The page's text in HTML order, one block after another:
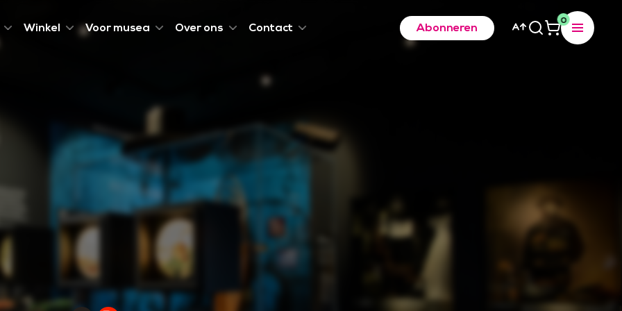
Winkel Voor musea Over ons Contact Abonneren
0